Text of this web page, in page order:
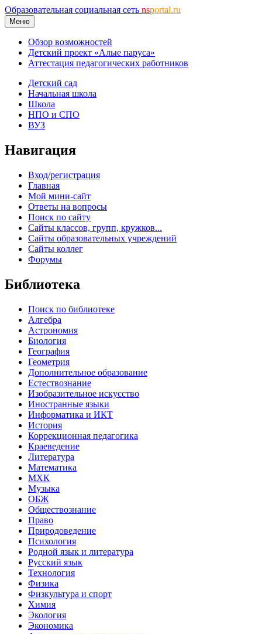
Образовательная социальная сеть nsportal.ru
Меню
Обзор возможностей
Детский проект «Алые паруса»
Аттестация педагогических работников
Детский сад
Начальная школа
Школа
НПО и СПО
ВУЗ
Навигация
Вход/регистрация
Главная
Мой мини-сайт
Ответы на вопросы
Поиск по сайту
Сайты классов, групп, кружков...
Сайты образовательных учреждений
Сайты коллег
Форумы
Библиотека
Поиск по библиотеке
Алгебра
Астрономия
Биология
География
Геометрия
Дополнительное образование
Естествознание
Изобразительное искусство
Иностранные языки
Информатика и ИКТ
История
Коррекционная педагогика
Краеведение
Литература
Математика
МХК
Музыка
ОБЖ
Обществознание
Право
Природоведение
Психология
Родной язык и литература
Русский язык
Технология
Физика
Физкультура и спорт
Химия
Экология
Экономика